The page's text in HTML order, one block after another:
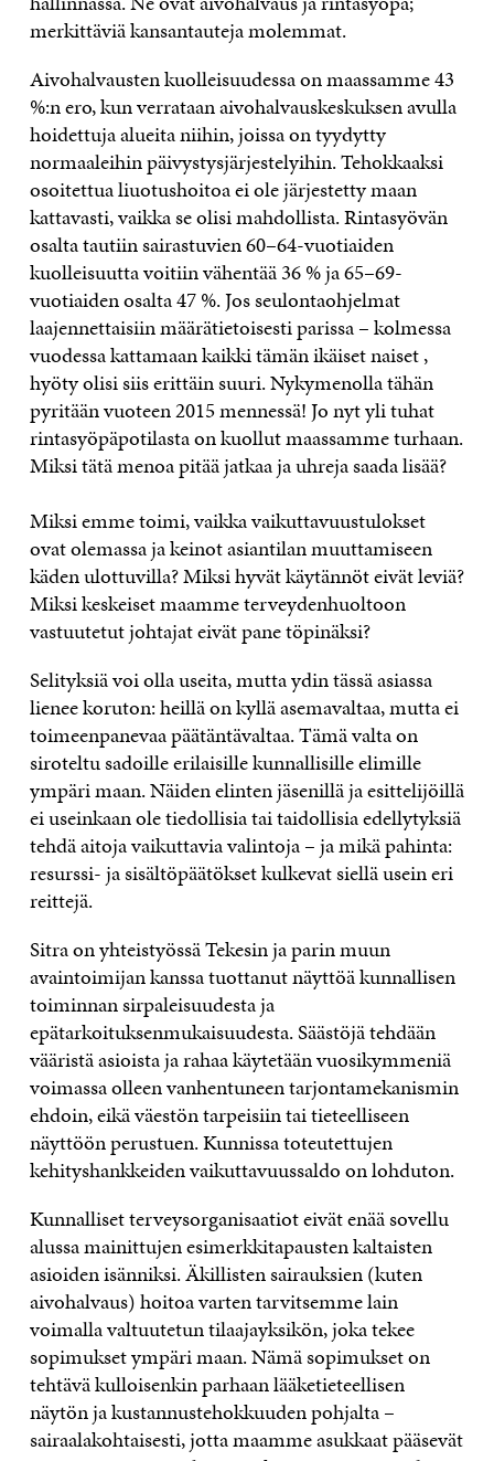
merkittäviä kansantauteja molemmat.
Aivohalvausten kuolleisuudessa on maassamme 43
%:n ero, kun verrataan aivohalvauskeskuksen avulla
hoidettuja alueita niihin, joissa on tyydytty
normaaleihin päivystysjärjestelyihin. Tehokkaaksi
osoitettua liuotushoitoa ei ole järjestetty maan
kattavasti, vaikka se olisi mahdollista. Rintasyövän
osalta tautiin sairastuvien 60–64-vuotiaiden
kuolleisuutta voitiin vähentää 36 % ja 65–69-
vuotiaiden osalta 47 %. Jos seulontaohjelmat
laajennettaisiin määrätietoisesti parissa – kolmessa
vuodessa kattamaan kaikki tämän ikäiset naiset ,
hyöty olisi siis erittäin suuri. Nykymenolla tähän
pyritään vuoteen 2015 mennessä! Jo nyt yli tuhat
rintasyöpäpotilasta on kuollut maassamme turhaan.
Miksi tätä menoa pitää jatkaa ja uhreja saada lisää?
Miksi emme toimi, vaikka vaikuttavuustulokset
ovat olemassa ja keinot asiantilan muuttamiseen
käden ulottuvilla? Miksi hyvät käytännöt eivät leviä?
Miksi keskeiset maamme terveydenhuoltoon
vastuutetut johtajat eivät pane töpinäksi?
Selityksiä voi olla useita, mutta ydin tässä asiassa
lienee koruton: heillä on kyllä asemavaltaa, mutta ei
toimeenpanevaa päätäntävaltaa. Tämä valta on
siroteltu sadoille erilaisille kunnallisille elimille
ympäri maan. Näiden elinten jäsenillä ja esittelijöillä
ei useinkaan ole tiedollisia tai taidollisia edellytyksiä
tehdä aitoja vaikuttavia valintoja – ja mikä pahinta:
resurssi- ja sisältöpäätökset kulkevat siellä usein eri
reittejä.
Sitra on yhteistyössä Tekesin ja parin muun
avaintoimijan kanssa tuottanut näyttöä kunnallisen
toiminnan sirpaleisuudesta ja
epätarkoituksenmukaisuudesta. Säästöjä tehdään
vääristä asioista ja rahaa käytetään vuosikymmeniä
voimassa olleen vanhentuneen tarjontamekanismin
ehdoin, eikä väestön tarpeisiin tai tieteelliseen
näyttöön perustuen. Kunnissa toteutettujen
kehityshankkeiden vaikuttavuussaldo on lohduton.
Kunnalliset terveysorganisaatiot eivät enää sovellu
alussa mainittujen esimerkkitapausten kaltaisten
asioiden isänniksi. Äkillisten sairauksien (kuten
aivohalvaus) hoitoa varten tarvitsemme lain
voimalla valtuutetun tilaajayksikön, joka tekee
sopimukset ympäri maan. Nämä sopimukset on
tehtävä kulloisenkin parhaan lääketieteellisen
näytön ja kustannustehokkuuden pohjalta –
sairaalakohtaisesti, jotta maamme asukkaat pääsevät